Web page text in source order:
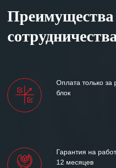
Преимущества
Оплата только
блок
Гарантия на
12 месяцев